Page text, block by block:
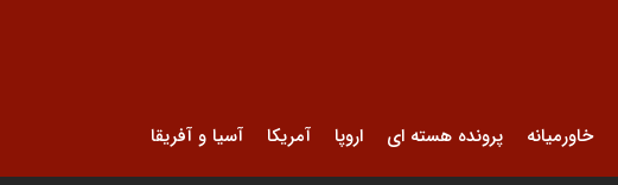
خاورمیانه پرونده هسته ای اروپا آمریکا آسیا و آفریقا